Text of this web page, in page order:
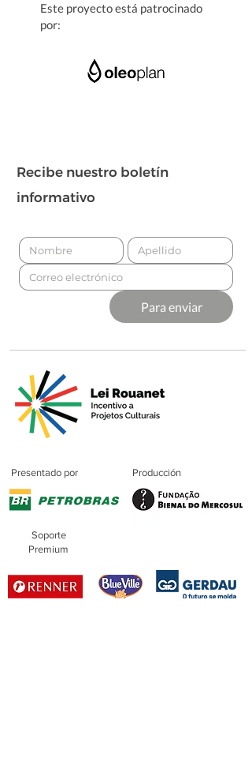
Este proyecto está patrocinado
por:
Recibe nuestro boletín
informativo
Para enviar
Presentado por Producción
Soporte
Premium